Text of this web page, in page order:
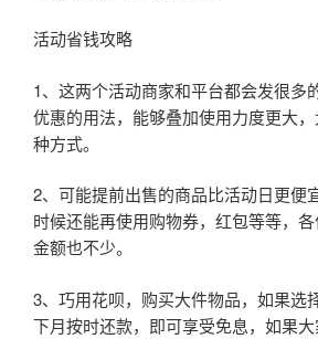
活动省钱攻略
1、这两个活动商家和平台都会发很多
优惠的用法，能够叠加使用力度更大
种方式。
2、可能提前出售的商品比活动日更便
时候还能再使用购物券，红包等等，
金额也不少。
3、巧用花呗，购买大件物品，如果选
下月按时还款，即可享受免息，如果